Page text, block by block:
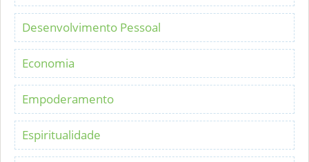
Desenvolvimento Pessoal
Economia
Empoderamento
Espiritualidade